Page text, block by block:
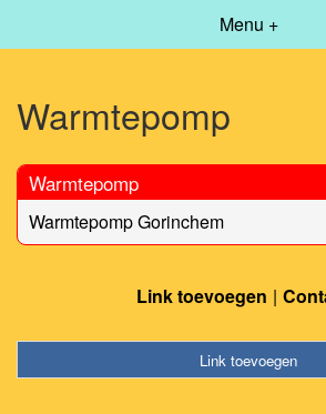
Menu +
Warmtepomp
Warmtepomp
Warmtepomp Gorinchem
Link toevoegen
Link toevoegen